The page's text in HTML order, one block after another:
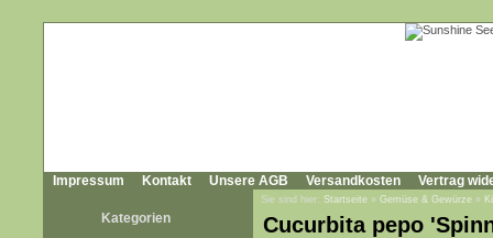
Impressum Kontakt Unsere AGB Versandkosten Vertrag
Kategorien
Sie sind hier: Startseite » Gemüse & Gewürze »
Cucurbita pepo